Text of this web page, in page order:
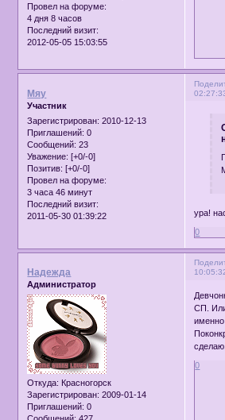
Провел на форуме:
4 дня 8 часов
Последний визит:
2012-05-05 15:03:55
Мяу
Участник
Зарегистрирован: 2010-12-13
Приглашений: 0
Сообщений: 23
Уважение: [+0/-0]
Позитив: [+0/-0]
Провел на форуме:
3 часа 46 минут
Последний визит:
2011-05-30 01:39:22
ура!
0
Надежда
Администратор
Откуда: Красногорск
Зарегистрирован: 2009-01-14
Приглашений: 0
СП.
сделаю.
0